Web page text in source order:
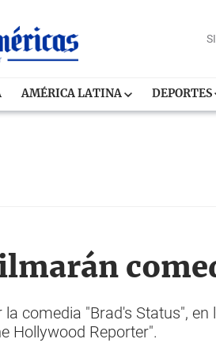
AMÉRICA LATINA DEPORTES
comedia "Brad's Status",
Hollywood Reporter".